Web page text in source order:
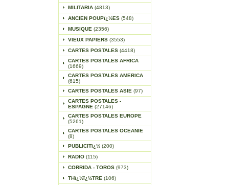
MILITARIA (4813)
ANCIEN POUPï¿½ES (548)
MUSIQUE (2356)
VIEUX PAPIERS (3553)
CARTES POSTALES (4418)
CARTES POSTALES AFRICA
(1669)
CARTES POSTALES AMERICA
(615)
CARTES POSTALES ASIE (97)
CARTES POSTALES -
ESPAGNE (27146)
CARTES POSTALES EUROPE
(5261)
CARTES POSTALES OCEANIE
(8)
PUBLICITï¿½ (200)
RADIO (115)
CORRIDA - TOROS (973)
THï¿½ï¿½TRE (106)